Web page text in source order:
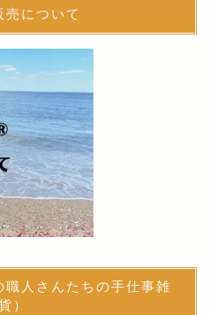
売について
人さんたちの手仕事雑
）